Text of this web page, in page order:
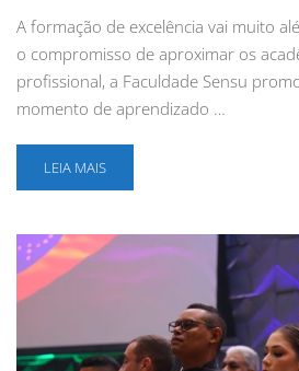
A formação de excelência vai muito
o compromisso de aproximar os
profissional, a Faculdade Sensu
momento de aprendizado …
LEIA MAIS